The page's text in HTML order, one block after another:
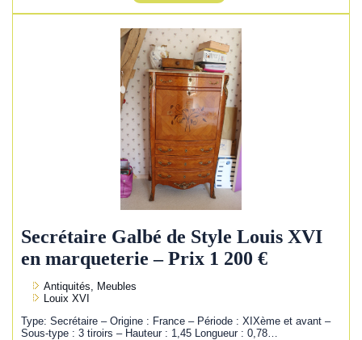
Secrétaire Galbé de Style Louis XVI
en marqueterie – Prix 1 200 €
Antiquités, Meubles
Louix XVI
Type: Secrétaire – Origine : France – Période : XIXème et avant –
Sous-type : 3 tiroirs – Hauteur : 1,45 Longueur : 0,78…